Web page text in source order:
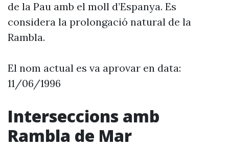
de la Pau amb el moll d’Espanya. Es
considera la prolongació natural de la
Rambla.
El nom actual es va aprovar en data:
11/06/1996
Interseccions amb
Rambla de Mar